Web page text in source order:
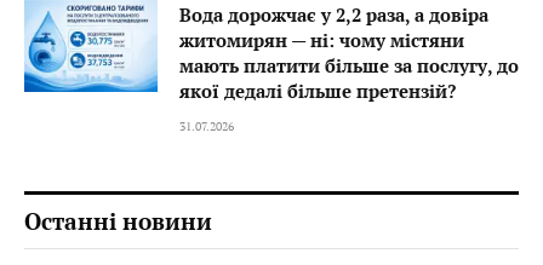
Вода дорожчає у 2,2 раза, а довіра
житомирян — ні: чому містяни
мають платити більше за послугу, до
якої дедалі більше претензій?
31.07.2026
Останні новини